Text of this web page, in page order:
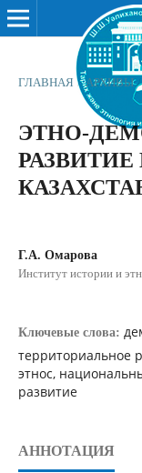
ГЛАВНАЯ / АРХИВЫ /
ЭТНО-
Г.А. Омарова
Институт истории и
Ключевые слова:
территориальное
этнос,
развитие
АННОТАЦИЯ